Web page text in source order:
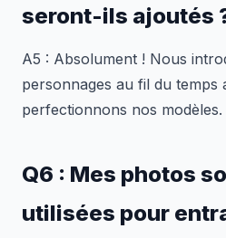
seront-ils ajoutés
A5 : Absolument ! Nous
personnages au fil du temps
perfectionnons nos modèles.
Q6 : Mes photos
utilisées pour